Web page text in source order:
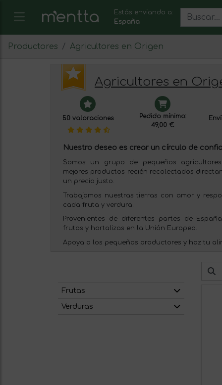
Estás enviando a:
España
Productores Agricultores en Origen
Agricultores en
50 valoraciones
Pedido mínimo:
49,00 €
Nuestro deseo es crear un círculo de
Somos un grupo de pequeños
mejores productos recién recolectados
un precio justo.
Trabajamos nuestras tierras con amor y
cada fruta y verdura.
Provenientes de diferentes partes de
frutas y hortalizas en la Unión Europea.
Apoya a los pequeños productores y haz tu
Frutas
Verduras